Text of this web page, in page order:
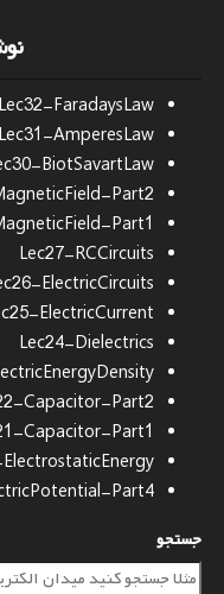
Lec32-FaradaysLaw
Lec31-AmperesLaw
BiotSavartLaw
Part2
Part1
Lec27-RCCircuits
ElectricCircuits
ElectricCurrent
Lec24-Dielectrics
Capacitor-Part2
Capacitor-Part1
Part4
جستجو